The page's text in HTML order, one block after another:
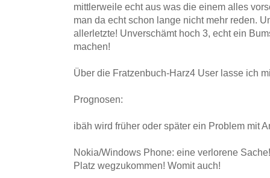
mittlerweile echt aus was die einem alles
man da echt schon lange nicht mehr reden.
allerletzte! Unverschämt hoch 3, echt ein
machen!
Über die Fratzenbuch-Harz4 User lasse ich
Prognosen:
ibäh wird früher oder später ein Problem mit
Nokia/Windows Phone: eine verlorene
Platz wegzukommen! Womit auch!